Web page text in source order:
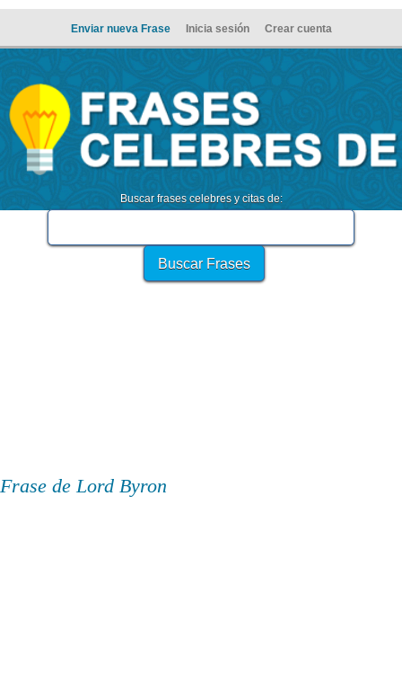
Enviar nueva Frase Inicia sesión Crear cuenta
Buscar frases celebres y citas de:
Frase de Lord Byron